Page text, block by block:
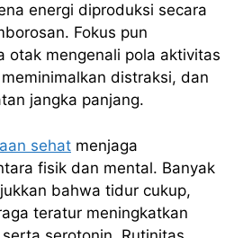
energi diproduksi secara
Fokus pun
otak mengenali pola aktivitas
distraksi, dan
jangka panjang.
sehat menjaga
fisik dan mental. Banyak
bahwa tidur cukup,
teratur meningkatkan